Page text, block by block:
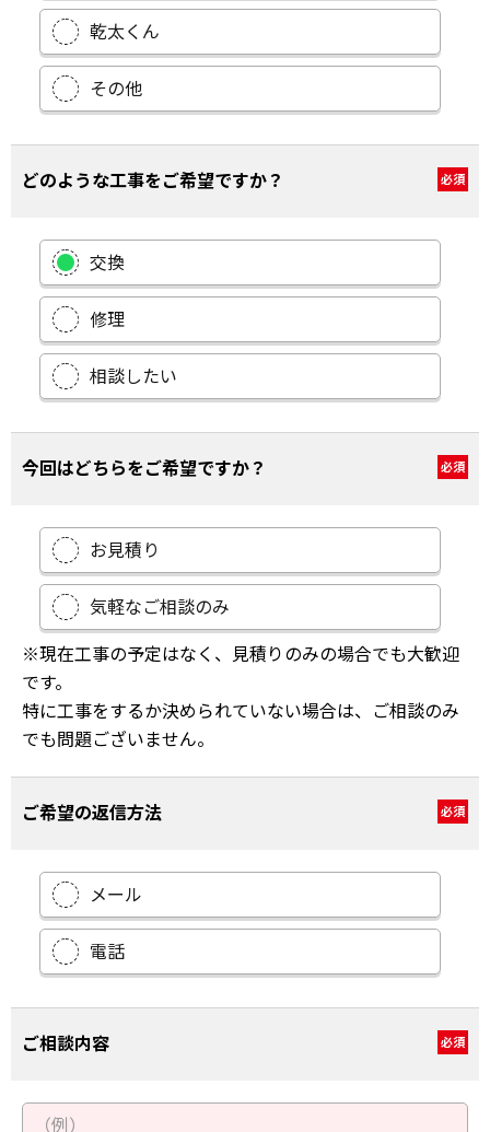
乾太くん
その他
どのような工事をご希望ですか？ 必須
交換
修理
相談したい
今回はどちらをご希望ですか？ 必須
お見積り
気軽なご相談のみ
※現在工事の予定はなく、見積りのみの場合でも大歓迎
です。
特に工事をするか決められていない場合は、ご相談のみ
でも問題ございません。
ご希望の返信方法 必須
メール
電話
ご相談内容 必須